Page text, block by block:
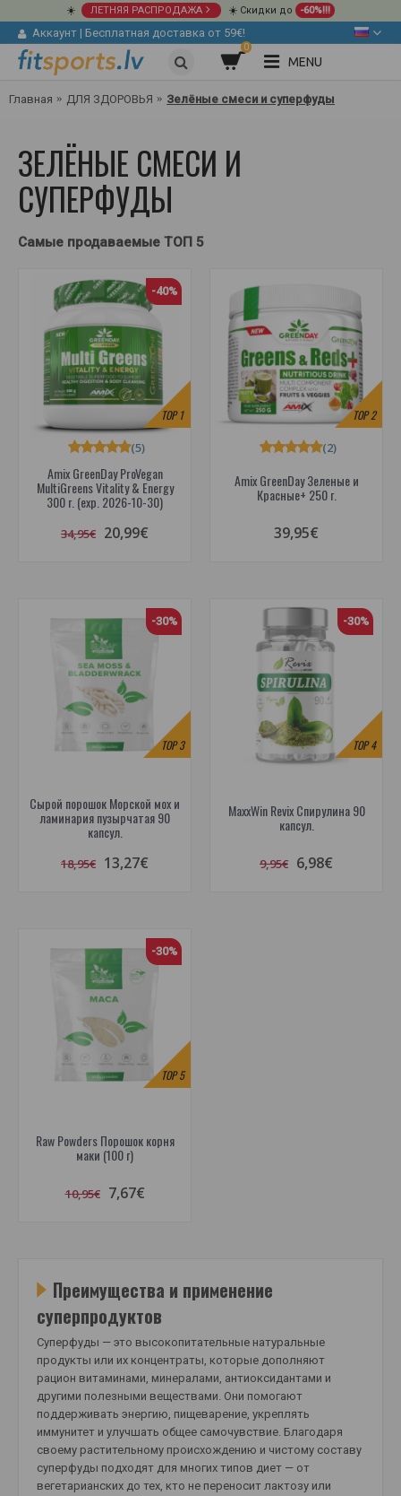
☀️ ЛЕТНЯЯ РАСПРОДАЖА ☀️ Скидки до -60%!!!
Аккаунт | Бесплатная доставка от 59€!
0
MENU
Главная ДЛЯ ЗДОРОВЬЯ Зелёные смеси и суперфуды
ЗЕЛЁНЫЕ СМЕСИ И
СУПЕРФУДЫ
Самые продаваемые ТОП 5
TOP1
-40%
Amix GreenDay ProVegan
MultiGreens Vitality & Energy
300 г. (exp. 2026-10-30)
(5)
34,95€ 20,99€
TOP2
Amix GreenDay Зеленые и
Красные+ 250 г.
(2)
39,95€
TOP3
-30%
Сырой порошок Морской мох и
ламинария пузырчатая 90
капсул.
18,95€ 13,27€
TOP4
-30%
MaxxWin Revix Спирулина 90
капсул.
9,95€ 6,98€
TOP5
-30%
Raw Powders Порошок корня
маки (100 г)
10,95€ 7,67€
Преимущества и применение
суперпродуктов
Суперфуды — это высокопитательные натуральные
продукты или их концентраты, которые дополняют
рацион витаминами, минералами, антиоксидантами и
другими полезными веществами. Они помогают
поддерживать энергию, пищеварение, укреплять
иммунитет и улучшать общее самочувствие. Благодаря
своему растительному происхождению и чистому составу
суперфуды подходят для многих типов диет — от
вегетарианских до тех, кто не переносит лактозу или